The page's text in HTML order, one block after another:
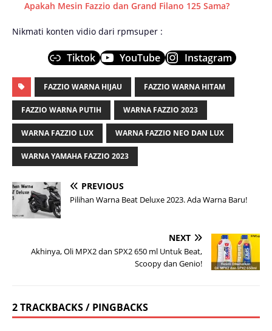
Apakah Mesin Fazzio dan Grand Filano 125 Sama?
Nikmati konten vidio dari rpmsuper :
Tiktok YouTube Instagram
FAZZIO WARNA HIJAU FAZZIO WARNA HITAM
FAZZIO WARNA PUTIH WARNA FAZZIO 2023
WARNA FAZZIO LUX WARNA FAZZIO NEO DAN LUX
WARNA YAMAHA FAZZIO 2023
PREVIOUS
Pilihan Warna Beat Deluxe 2023. Ada Warna Baru!
NEXT
Akhinya, Oli MPX2 dan SPX2 650 ml Untuk Beat,
Scoopy dan Genio!
2 TRACKBACKS / PINGBACKS